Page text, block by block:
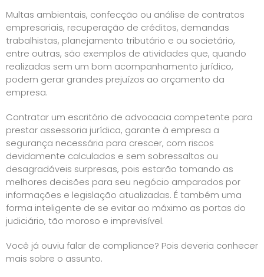
Multas ambientais, confecção ou análise de contratos
empresariais, recuperação de créditos, demandas
trabalhistas, planejamento tributário e ou societário,
entre outras, são exemplos de atividades que, quando
realizadas sem um bom acompanhamento jurídico,
podem gerar grandes prejuízos ao orçamento da
empresa.
Contratar um escritório de advocacia competente para
prestar assessoria jurídica, garante à empresa a
segurança necessária para crescer, com riscos
devidamente calculados e sem sobressaltos ou
desagradáveis surpresas, pois estarão tomando as
melhores decisões para seu negócio amparados por
informações e legislação atualizadas. É também uma
forma inteligente de se evitar ao máximo as portas do
judiciário, tão moroso e imprevisível.
Você já ouviu falar de compliance? Pois deveria conhecer
mais sobre o assunto.